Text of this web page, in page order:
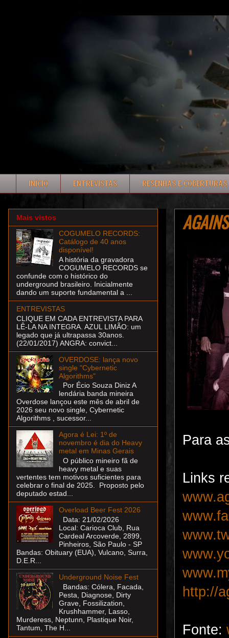
INÍCIO ENTREVISTAS RESENHAS E COBERTURAS
Para
Links
http://
Fonte:
Mais vistos
COGUMELO RECORDS:
Catálogo de 40 anos
disponível!
A história da gravadora
COGUMELO RECORDS se
confunde com o histórico do
underground brasileiro. Inicialmente
dando um suporte fundamental a ...
ENTREVISTAS
CLIQUE EM CADA ENTREVISTA PARA
LÊ-LA NA INTEGRA. AZUL LIMÃO: um
legado que já ultrapassa 30anos.
(22/01/2017) ANGRA: convict...
OVERDOSE: lança novo
single "Cybernetic
Algorithms"
Por Écio Souza Diniz A
lendária banda mineira
Overdose lançou este mês de abril de
2026 seu novo single, Cybernetic
Algorithms , sucessor...
Agora é Lei: 1º de
novembro é dia do Heavy
metal em Minas Gerais
O público mineiro fã de
heavy metal e suas
vertentes tem motivos suficientes para
celebrar o final de 2025. Proposto pelo
deputado estad...
Overload Beer Fest 2026
Data: 21/02/2026
Local: Carioca Club, Rua
Cardeal Arcoverde, 2899,
Pinheiros, São Paulo - SP
Bandas: Obituary (EUA), Vulcano, Surra,
D.E.R...
Underground Noise Fest
Bandas: Cólera, Facada,
Pesta, Diagnose, Dirty
Grave, Fossilization,
Krushhammer, Lasso,
Murderess, Neptunn, Plastique Noir,
Tantum, The H...